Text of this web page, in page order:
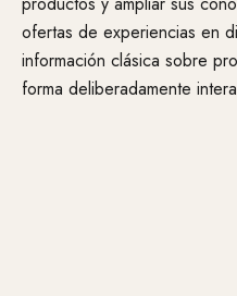
ofertas de experiencias en
información clásica sobre
forma deliberadamente